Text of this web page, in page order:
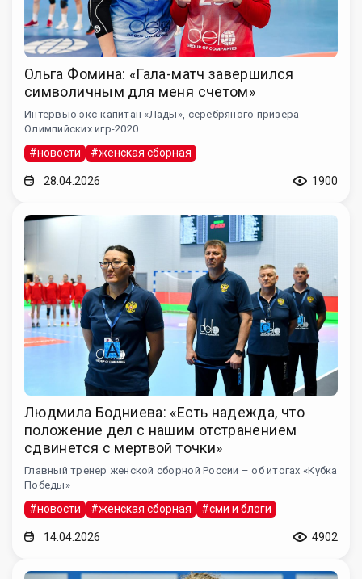
Ольга Фомина: «Гала-матч завершился
символичным для меня счетом»
Интервью экс-капитан «Лады», серебряного призера
Олимпийских игр-2020
#новости #женская сборная
28.04.2026 1900
Людмила Бодниева: «Есть надежда, что
положение дел с нашим отстранением
сдвинется с мертвой точки»
Главный тренер женской сборной России – об итогах «Кубка
Победы»
#новости #женская сборная #сми и блоги
14.04.2026 4902